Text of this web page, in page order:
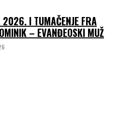
I TUMAČENJE FRA
– EVANĐEOSKI MUŽ